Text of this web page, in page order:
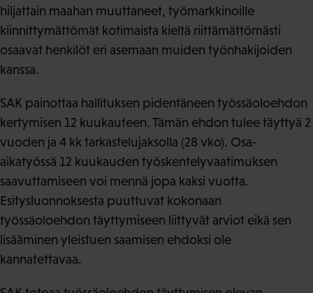
hiljattain maahan muuttaneet, työmarkkinoille
kiinnittymättömät kotimaista kieltä riittämättömästi
osaavat henkilöt eri asemaan muiden työnhakijoiden
kanssa.
SAK painottaa hallituksen pidentäneen työssäoloehdon
kertymisen 12 kuukauteen. Tämän ehdon tulee täyttyä 2
vuoden ja 4 kk tarkastelujaksolla (28 vko). Osa-
aikatyössä 12 kuukauden työskentelyvaatimuksen
saavuttamiseen voi mennä jopa kaksi vuotta.
Esitysluonnoksesta puuttuvat kokonaan
työssäoloehdon täyttymiseen liittyvät arviot eikä sen
lisääminen yleistuen saamisen ehdoksi ole
kannatettavaa.